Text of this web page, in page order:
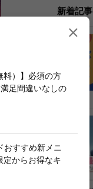
料）】必須の方
足間違いなしの
おすすめ新メニ
定からお得なキ
新着記事